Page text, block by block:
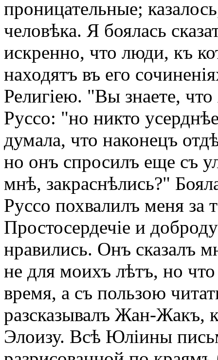
проницательные;
человѣка. Я боялась
искренно, что люди, къ
находятъ въ его
Религіею. "Вы знаете,
Руссо: "но никто
думала, что наконецъ
но онъ спросилъ еще съ
мнѣ, закраснѣлись?"
Руссо похвалилъ меня за
Простосердечіе и
нравились. Онъ сказалъ
не для моихъ лѣтъ, но
время, а съ пользою
разсказывалъ Жан-Жакъ,
Элоизу. Всѣ Юліины